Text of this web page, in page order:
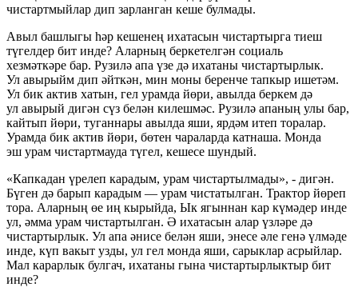
чистартмыйлар дип зарланган кеше булмады.
Авыл башлыгы һәр кешенең ихатасын чистартырга тиеш
түгелдер бит инде? Аларның беркетелгән социаль
хезмәткәре бар. Рузилә апа үзе дә ихатаны чистартырлык.
Ул авырыйм дип әйткән, мин моны беренче тапкыр ишетәм.
Ул бик актив хатын, гел урамда йөри, авылда беркем дә
ул авырый дигән сүз белән килешмәс. Рузилә апаның улы бар,
кайтып йөри, туганнары авылда яши, ярдәм итеп торалар.
Урамда бик актив йөри, бөтен чараларда катнаша. Монда
эш урам чистартмауда түгел, кешесе шундый.
«Капкадан үрелеп карадым, урам чистартылмады», - дигән.
Бүген дә барып карадым — урам чистатылган. Трактор йөреп
тора. Аларның өе иң кырыйда, Ык ягыннан кар күмәдер инде
ул, әмма урам чистартылган. Ә ихатасын алар үзләре дә
чистартырлык. Ул апа әнисе белән яши, энесе әле генә үлмәде
инде, күп вакыт узды, ул гел монда яши, сарыклар асрыйлар.
Мал карарлык булгач, ихатаны гына чистартырлыктыр бит
инде?